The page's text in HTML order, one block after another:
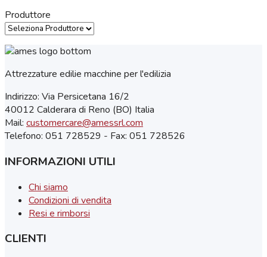
Produttore
Attrezzature edilie macchine per l'edilizia
Indirizzo: Via Persicetana 16/2
40012 Calderara di Reno (BO) Italia
Mail: customercare@amessrl.com
Telefono: 051 728529 - Fax: 051 728526
INFORMAZIONI UTILI
Chi siamo
Condizioni di vendita
Resi e rimborsi
CLIENTI